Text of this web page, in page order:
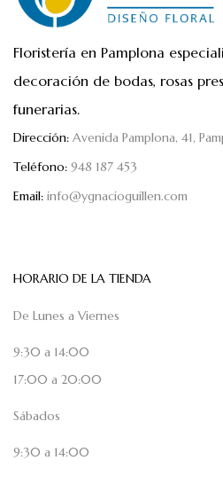
Floristería en Pamplona
decoración de bodas, rosas
funerarias.
Dirección: Avenida Pamplona, 41,
Teléfono: 948 187 453
Email: info@ygnacioguillen.com
HORARIO DE LA TIENDA
De Lunes a Viernes
9:30 a 14:00
17:00 a 20:00
Sábados
9:30 a 14:00